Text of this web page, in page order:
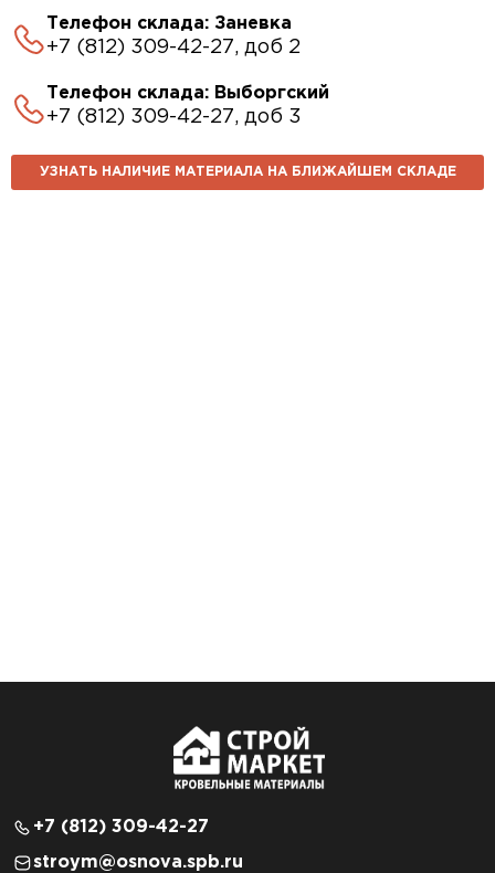
Телефон склада: Заневка
+7 (812) 309-42-27, доб 2
Телефон склада: Выборгский
+7 (812) 309-42-27, доб 3
УЗНАТЬ НАЛИЧИЕ МАТЕРИАЛА НА БЛИЖАЙШЕМ СКЛАДЕ
+7 (812) 309-42-27
stroym@osnova.spb.ru